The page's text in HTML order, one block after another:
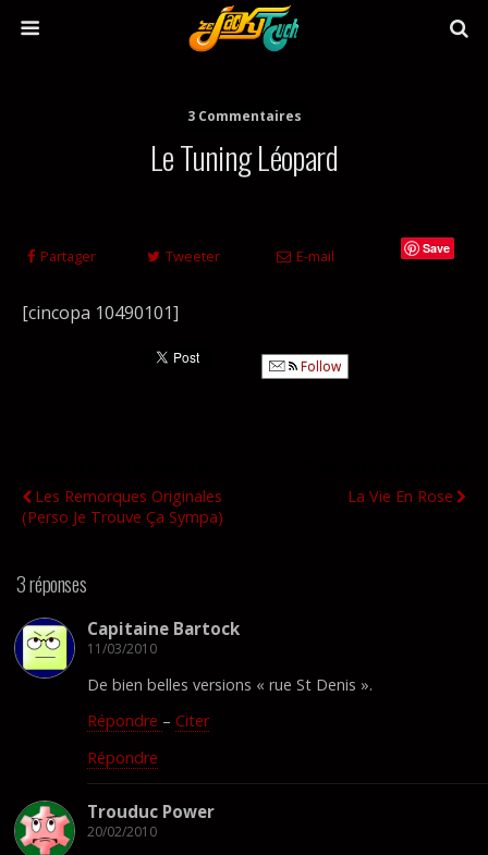
3 Commentaires
Le Tuning Léopard
Partager Tweeter Save
E-mail
[cincopa 10490101]
Follow
Les Remorques Originales
(perso Je Trouve Ça Sympa)
La Vie En Rose
3 réponses
Capitaine Bartock
11/03/2010
De bien belles versions « rue St Denis ».
Répondre – Citer
Répondre
Trouduc Power
20/02/2010